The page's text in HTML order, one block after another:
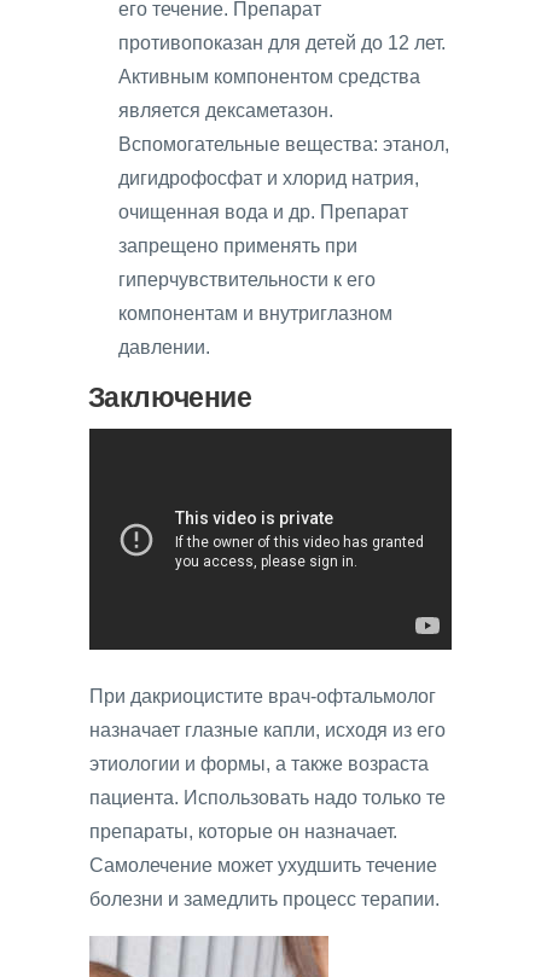
его течение. Препарат
противопоказан для детей до 12 лет.
Активным компонентом средства
является дексаметазон.
Вспомогательные вещества: этанол,
дигидрофосфат и хлорид натрия,
очищенная вода и др. Препарат
запрещено применять при
гиперчувствительности к его
компонентам и внутриглазном
давлении.
Заключение
При дакриоцистите врач-офтальмолог
назначает глазные капли, исходя из его
этиологии и формы, а также возраста
пациента. Использовать надо только те
препараты, которые он назначает.
Самолечение может ухудшить течение
болезни и замедлить процесс терапии.